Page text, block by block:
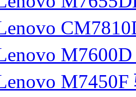
M7450F